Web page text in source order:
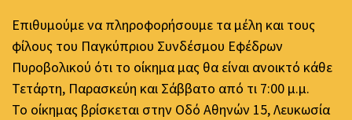
Επιθυμούμε να πληροφορήσουμε τα μέλη και τους
φίλους του Παγκύπριου Συνδέσμου Εφέδρων
Πυροβολικού ότι το οίκημα μας θα είναι ανοικτό κάθε
Τετάρτη, Παρασκεύη και Σάββατο από τι 7:00 μ.μ.
Το οίκημας βρίσκεται στην Οδό Αθηνών 15, Λευκωσία